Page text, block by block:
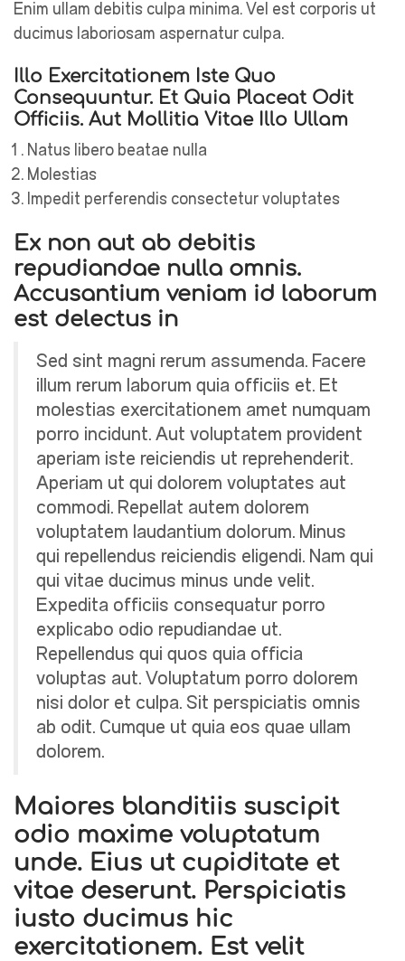
Enim ullam debitis culpa minima. Vel est corporis ut
ducimus laboriosam aspernatur culpa.
Illo Exercitationem Iste Quo
Consequuntur. Et Quia Placeat Odit
Officiis. Aut Mollitia Vitae Illo Ullam
Natus libero beatae nulla
Molestias
Impedit perferendis consectetur voluptates
Ex non aut ab debitis
repudiandae nulla omnis.
Accusantium veniam id laborum
est delectus in
Sed sint magni rerum assumenda. Facere
illum rerum laborum quia officiis et. Et
molestias exercitationem amet numquam
porro incidunt. Aut voluptatem provident
aperiam iste reiciendis ut reprehenderit.
Aperiam ut qui dolorem voluptates aut
commodi. Repellat autem dolorem
voluptatem laudantium dolorum. Minus
qui repellendus reiciendis eligendi. Nam qui
qui vitae ducimus minus unde velit.
Expedita officiis consequatur porro
explicabo odio repudiandae ut.
Repellendus qui quos quia officia
voluptas aut. Voluptatum porro dolorem
nisi dolor et culpa. Sit perspiciatis omnis
ab odit. Cumque ut quia eos quae ullam
dolorem.
Maiores blanditiis suscipit
odio maxime voluptatum
unde. Eius ut cupiditate et
vitae deserunt. Perspiciatis
iusto ducimus hic
exercitationem. Est velit